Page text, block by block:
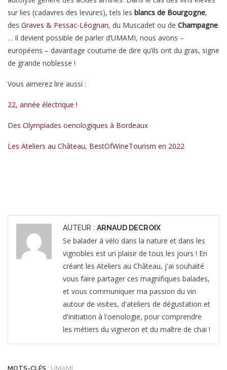
sur lies (cadavres des levures), tels les blancs de Bourgogne,
des Graves & Pessac-Léognan, du Muscadet ou de Champagne
… il devient possible de parler d’UMAMI, nous avons –
européens – davantage coutume de dire qu’ils ont du gras, signe
de grande noblesse !
Vous aimerez lire aussi :
22, année électrique !
Des Olympiades oenologiques à Bordeaux
Les Ateliers au Château, BestOfWineTourism en 2022
AUTEUR : ARNAUD DECROIX
Se balader à vélo dans la nature et dans les
vignobles est un plaisir de tous les jours ! En
créant les Ateliers au Château, j'ai souhaité
vous faire partager ces magnifiques balades,
et vous communiquer ma passion du vin
autour de visites, d'ateliers de dégustation et
d'initiation à l'oenologie, pour comprendre
les métiers du vigneron et du maître de chai !
MOTS-CLÉS : UMAMI